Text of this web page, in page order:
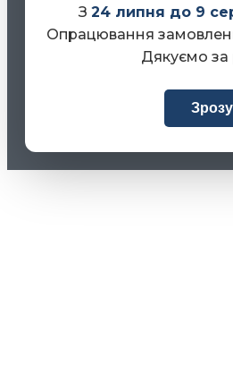
З 24 липня до 9
Опрацювання
Дякуємо за